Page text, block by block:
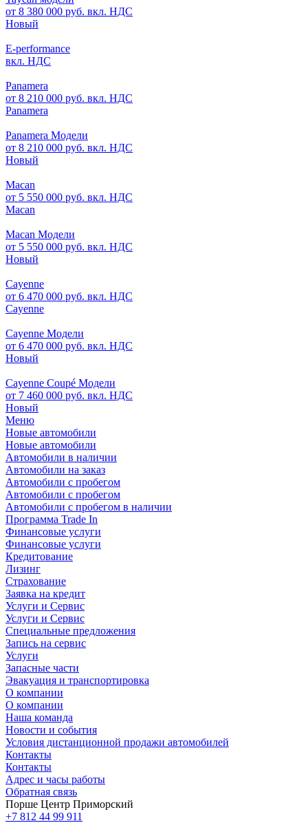
от 8 380 000 руб. вкл. НДС
Новый
E-performance
вкл. НДС
Panamera
от 8 210 000 руб. вкл. НДС
Panamera
Panamera Модели
от 8 210 000 руб. вкл. НДС
Новый
Macan
от 5 550 000 руб. вкл. НДС
Macan
Macan Модели
от 5 550 000 руб. вкл. НДС
Новый
Cayenne
от 6 470 000 руб. вкл. НДС
Cayenne
Cayenne Модели
от 6 470 000 руб. вкл. НДС
Новый
Cayenne Coupé Модели
от 7 460 000 руб. вкл. НДС
Новый
Меню
Новые автомобили
Новые автомобили
Автомобили в наличии
Автомобили на заказ
Автомобили с пробегом
Автомобили с пробегом
Автомобили с пробегом в наличии
Программа Trade In
Финансовые услуги
Финансовые услуги
Кредитование
Лизинг
Страхование
Заявка на кредит
Услуги и Сервис
Услуги и Сервис
Специальные предложения
Запись на сервис
Услуги
Запасные части
Эвакуация и транспортировка
О компании
О компании
Наша команда
Новости и события
Условия дистанционной продажи автомобилей
Контакты
Контакты
Адрес и часы работы
Обратная связь
Порше Центр Приморский
+7 812 44 99 911